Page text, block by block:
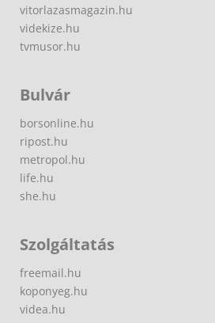
vitorlazasmagazin.hu
videkize.hu
tvmusor.hu
Bulvár
borsonline.hu
ripost.hu
metropol.hu
life.hu
she.hu
Szolgáltatás
freemail.hu
koponyeg.hu
videa.hu